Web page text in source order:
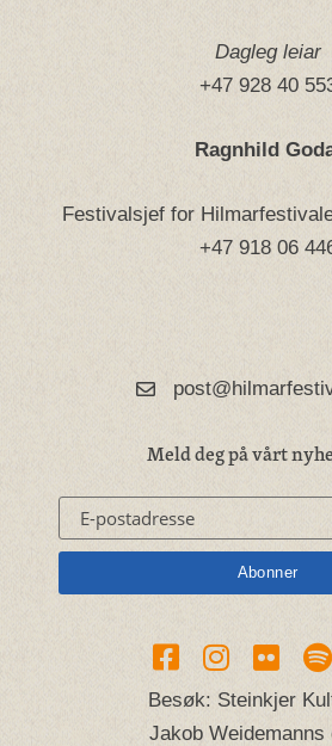
Dagleg leiar
+47 928 40
Ragnhild
Festivalsjef for
+47 918 06
Meld deg på vårt
Besøk: Steinkjer
Jakob Weidemanns